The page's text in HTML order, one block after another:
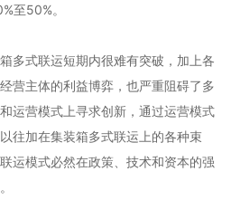
至50%。
式联运短期内很难有突破，加上各
营主体的利益博弈，也严重阻碍了多
运营模式上寻求创新，通过运营模式
往加在集装箱多式联运上的各种束
运模式必然在政策、技术和资本的强